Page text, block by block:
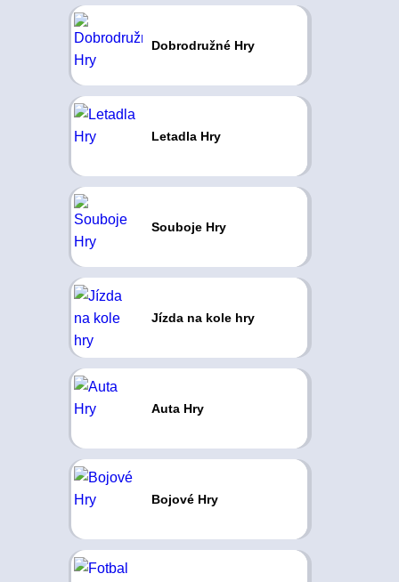
Dobrodružné Hry
Letadla Hry
Souboje Hry
Jízda na kole hry
Auta Hry
Bojové Hry